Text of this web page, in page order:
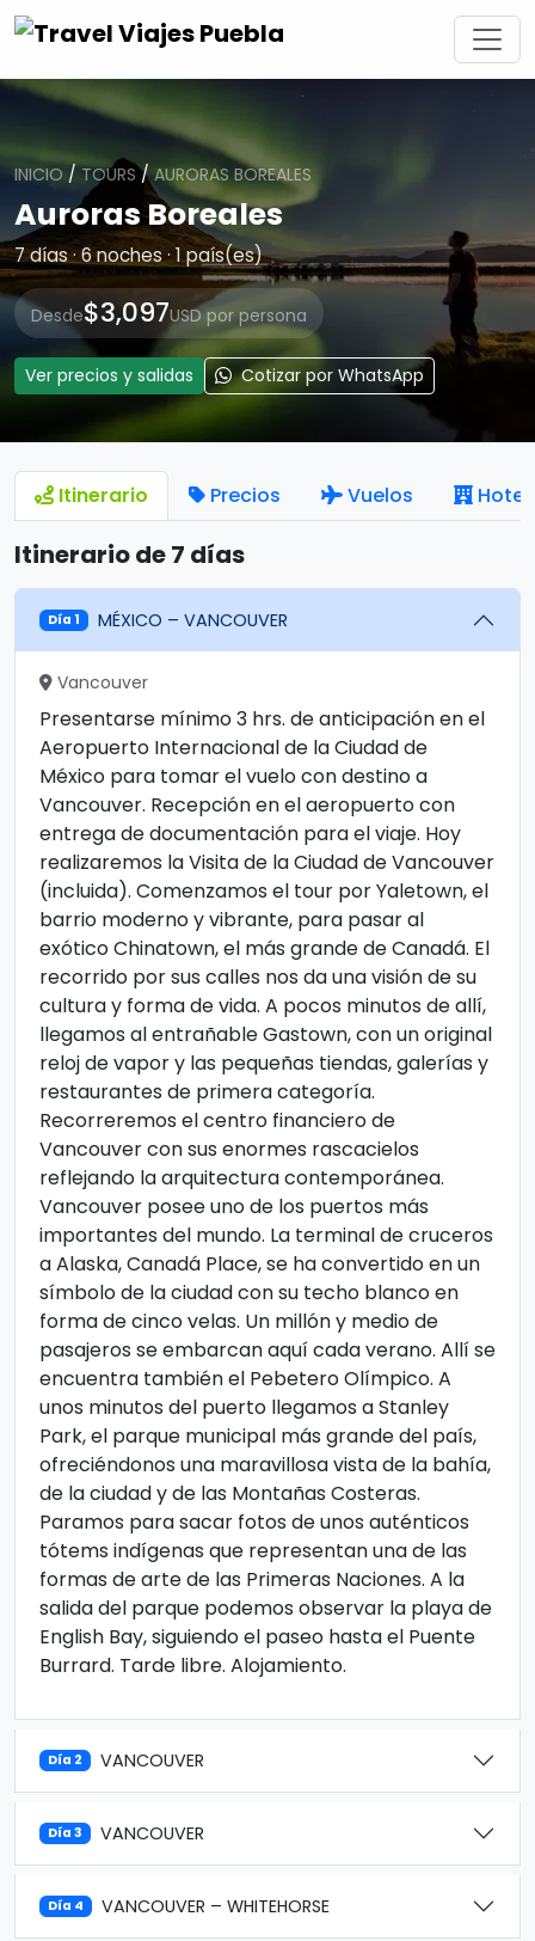
INICIO / TOURS/ AURORAS BOREALES
Auroras Boreales
7 días · 6 noches · 1 país(es)
Desde$3,097USD por persona
Ver precios y salidas Cotizar por WhatsApp
Itinerario Precios Vuelos
Itinerario de 7 días
Día 1 MÉXICO – VANCOUVER
Vancouver
Presentarse mínimo 3 hrs. de anticipación en el
Aeropuerto Internacional de la Ciudad de
México para tomar el vuelo con destino a
Vancouver. Recepción en el aeropuerto con
entrega de documentación para el viaje. Hoy
realizaremos la Visita de la Ciudad de Vancouver
(incluida). Comenzamos el tour por Yaletown, el
barrio moderno y vibrante, para pasar al
exótico Chinatown, el más grande de Canadá. El
recorrido por sus calles nos da una visión de su
cultura y forma de vida. A pocos minutos de allí,
llegamos al entrañable Gastown, con un original
reloj de vapor y las pequeñas tiendas, galerías y
restaurantes de primera categoría.
Recorreremos el centro financiero de
Vancouver con sus enormes rascacielos
reflejando la arquitectura contemporánea.
Vancouver posee uno de los puertos más
importantes del mundo. La terminal de cruceros
a Alaska, Canadá Place, se ha convertido en un
símbolo de la ciudad con su techo blanco en
forma de cinco velas. Un millón y medio de
pasajeros se embarcan aquí cada verano. Allí se
encuentra también el Pebetero Olímpico. A
unos minutos del puerto llegamos a Stanley
Park, el parque municipal más grande del país,
ofreciéndonos una maravillosa vista de la bahía,
de la ciudad y de las Montañas Costeras.
Paramos para sacar fotos de unos auténticos
tótems indígenas que representan una de las
formas de arte de las Primeras Naciones. A la
salida del parque podemos observar la playa de
English Bay, siguiendo el paseo hasta el Puente
Burrard. Tarde libre. Alojamiento.
Día 2 VANCOUVER
Día 3 VANCOUVER
Día 4 VANCOUVER – WHITEHORSE